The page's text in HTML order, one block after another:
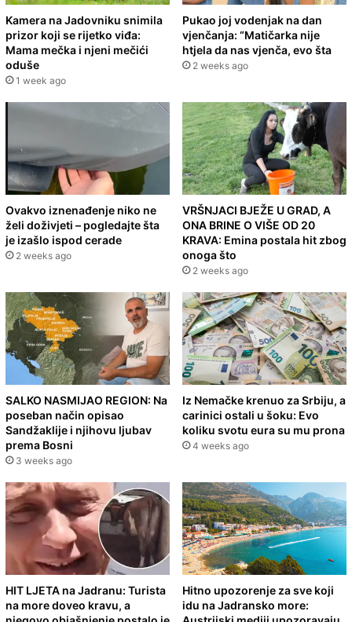
Kamera na Jadovniku snimila
prizor koji se rijetko viđa:
Mama mečka i njeni mečići
oduše
1 week ago
Pukao joj vodenjak na dan
vjenčanja: “Matičarka nije
htjela da nas vjenča, evo šta
2 weeks ago
Ovakvo iznenađenje niko ne
želi doživjeti – pogledajte šta
je izašlo ispod cerade
2 weeks ago
VRŠNJACI BJEŽE U GRAD, A
ONA BRINE O VIŠE OD 20
KRAVA: Emina postala hit zbog
onoga što
2 weeks ago
SALKO NASMIJAO REGION: Na
poseban način opisao
Sandžaklije i njihovu ljubav
prema Bosni
3 weeks ago
Iz Nemačke krenuo za Srbiju, a
carinici ostali u šoku: Evo
koliku svotu eura su mu prona
4 weeks ago
HIT LJETA na Jadranu: Turista
na more doveo kravu, a
Hitno upozorenje za sve koji
idu na Jadransko more: